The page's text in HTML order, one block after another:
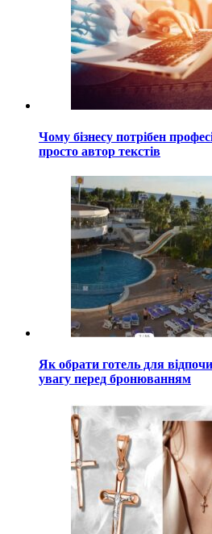
Чому бізнесу потрібен
просто автор текстів
Як обрати готель для
увагу перед бронюванням